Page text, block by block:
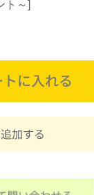
ト～]